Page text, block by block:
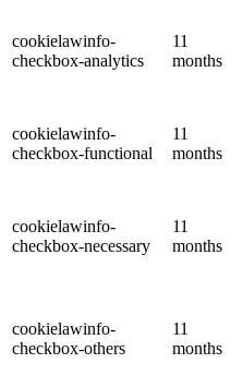
cookielawinfo-
checkbox-analytics
11
months
cookielawinfo-
checkbox-functional
11
months
cookielawinfo-
checkbox-necessary
11
months
cookielawinfo-
checkbox-others
11
months